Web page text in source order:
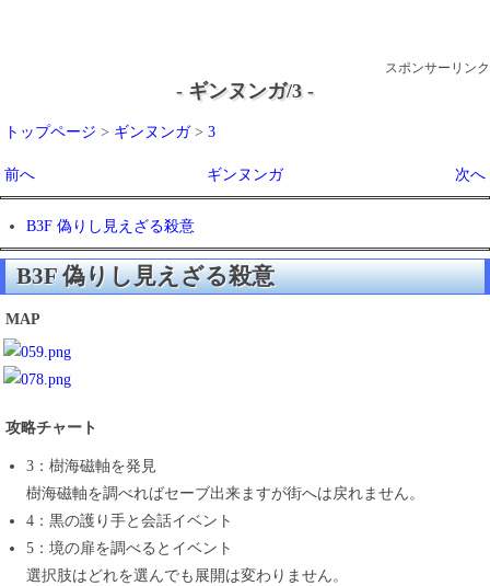
スポンサーリンク
- ギンヌンガ/3 -
トップページ > ギンヌンガ> 3
前へ 次へ
ギンヌンガ
B3F 偽りし見えざる殺意
B3F 偽りし見えざる殺意
MAP
攻略チャート
3：樹海磁軸を発見
樹海磁軸を調べればセーブ出来ますが街へは戻れません。
4：黒の護り手と会話イベント
5：境の扉を調べるとイベント
選択肢はどれを選んでも展開は変わりません。